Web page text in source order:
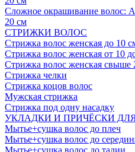
Сложное окрашивание волос:
20 см
СТРИЖКИ ВОЛОС
Стрижка волос женская до 10
Стрижка волос женская от 10
Стрижка волос женская свыше
Стрижка челки
Стрижка коцов волос
Мужская стрижка
Стрижка под одну насадку
УКЛАДКИ И ПРИЧЁСКИ
Мытье+сушка волос до плеч
Мытье+сушка волос до
Мытье+сушка волос до талии